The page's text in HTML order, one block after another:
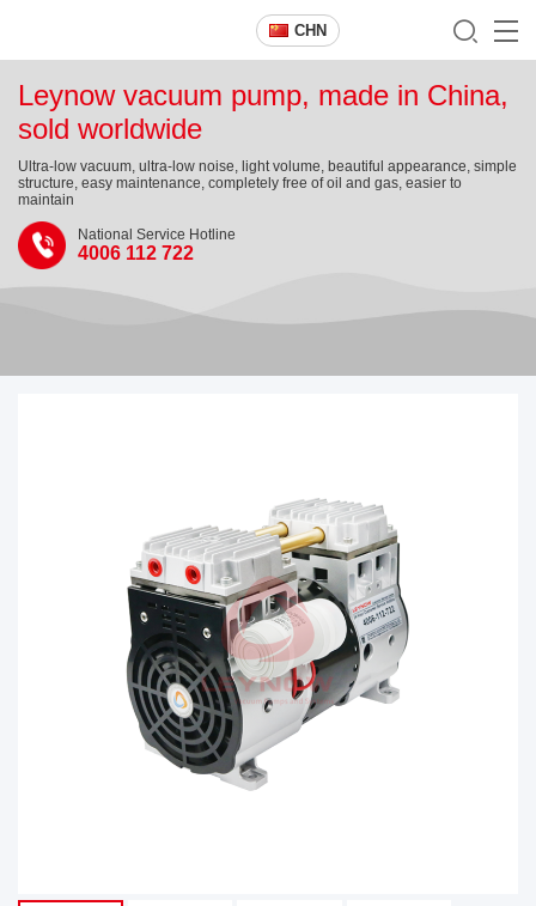
CHN
Leynow vacuum pump, made in China,
sold worldwide
Ultra-low vacuum, ultra-low noise, light volume, beautiful appearance, simple
structure, easy maintenance, completely free of oil and gas, easier to
maintain
National Service Hotline
4006 112 722